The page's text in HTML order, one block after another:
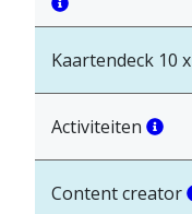
Kaartendeck 10 x
Activiteiten
Content creator